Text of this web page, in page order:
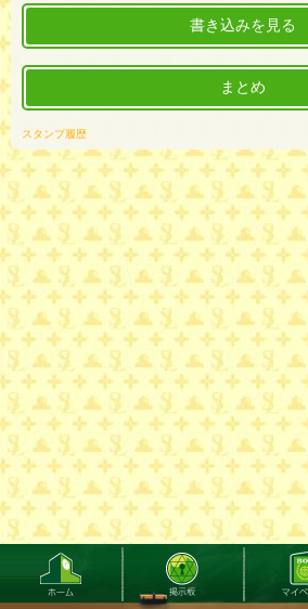
書き込みを見る
まとめ
スタンプ履歴